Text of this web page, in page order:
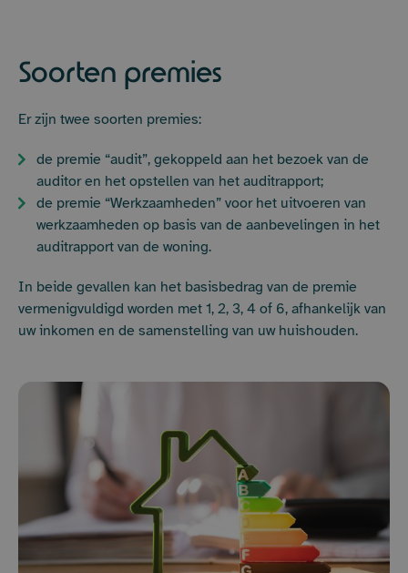
Soorten premies
Er zijn twee soorten premies:
de premie “audit”, gekoppeld aan het bezoek van de
auditor en het opstellen van het auditrapport;
de premie “Werkzaamheden” voor het uitvoeren van
werkzaamheden op basis van de aanbevelingen in het
auditrapport van de woning.
In beide gevallen kan het basisbedrag van de premie
vermenigvuldigd worden met 1, 2, 3, 4 of 6, afhankelijk van
uw inkomen en de samenstelling van uw huishouden.